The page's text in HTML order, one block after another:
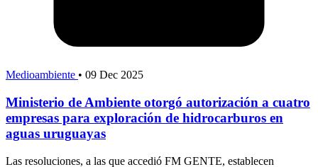
Medioambiente • 09 Dec 2025
Ministerio de Ambiente otorgó autorización a cuatro
empresas para exploración de hidrocarburos en
aguas uruguayas
Las resoluciones, a las que accedió FM GENTE, establecen